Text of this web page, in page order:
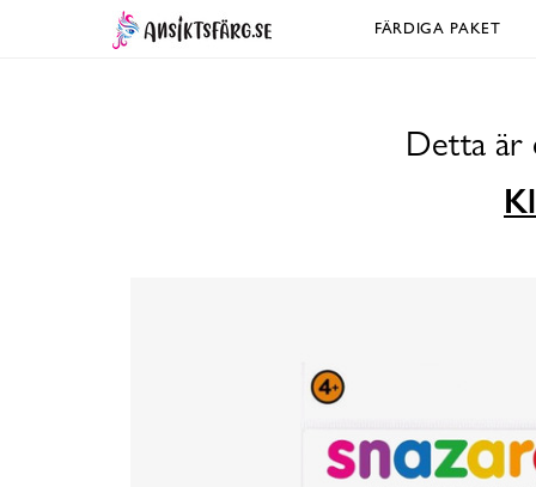
FÄRDIGA PAKET
Detta är